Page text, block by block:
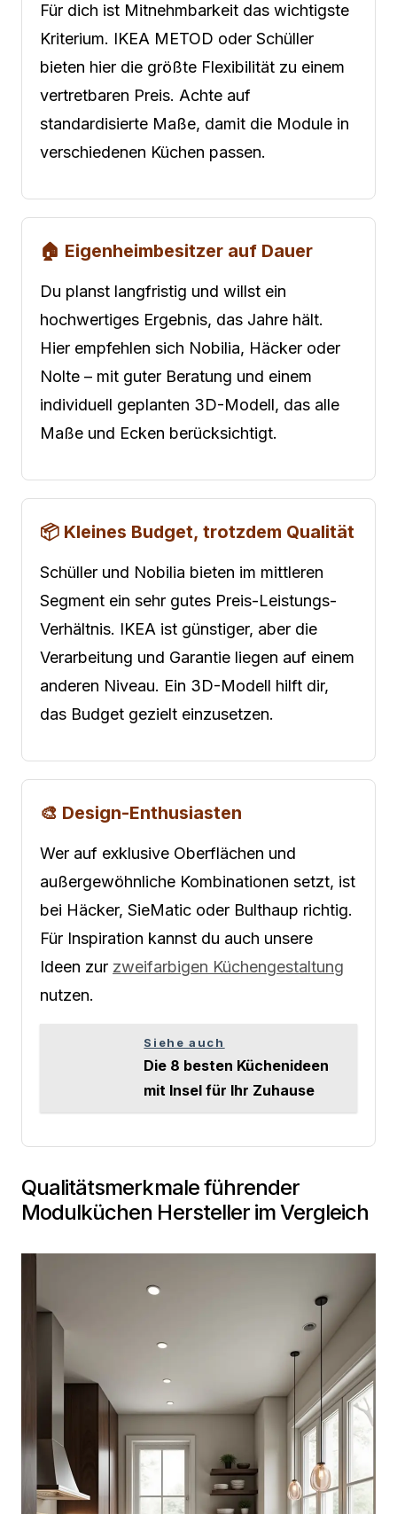
Für dich ist Mitnehmbarkeit das wichtigste
Kriterium. IKEA METOD oder Schüller
bieten hier die größte Flexibilität zu einem
vertretbaren Preis. Achte auf
standardisierte Maße, damit die Module in
verschiedenen Küchen passen.
🏠 Eigenheimbesitzer auf Dauer
Du planst langfristig und willst ein
hochwertiges Ergebnis, das Jahre hält.
Hier empfehlen sich Nobilia, Häcker oder
Nolte – mit guter Beratung und einem
individuell geplanten 3D-Modell, das alle
Maße und Ecken berücksichtigt.
📦 Kleines Budget, trotzdem Qualität
Schüller und Nobilia bieten im mittleren
Segment ein sehr gutes Preis-Leistungs-
Verhältnis. IKEA ist günstiger, aber die
Verarbeitung und Garantie liegen auf einem
anderen Niveau. Ein 3D-Modell hilft dir,
das Budget gezielt einzusetzen.
🎨 Design-Enthusiasten
Wer auf exklusive Oberflächen und
außergewöhnliche Kombinationen setzt, ist
bei Häcker, SieMatic oder Bulthaup richtig.
Für Inspiration kannst du auch unsere
Ideen zur zweifarbigen Küchengestaltung
nutzen.
Siehe auch
Die 8 besten Küchenideen
mit Insel für Ihr Zuhause
Qualitätsmerkmale führender
Modulküchen Hersteller im Vergleich